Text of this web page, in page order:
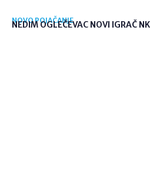
NOVO POJAČANJE
NEDIM OGLEČEVAC NOVI IGRAČ